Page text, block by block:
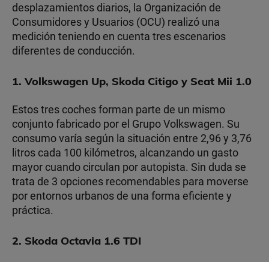
desplazamientos diarios, la Organización de
Consumidores y Usuarios (OCU) realizó una
medición teniendo en cuenta tres escenarios
diferentes de conducción.
1. Volkswagen Up, Skoda Citigo y Seat Mii 1.0
Estos tres coches forman parte de un mismo
conjunto fabricado por el Grupo Volkswagen. Su
consumo varía según la situación entre 2,96 y 3,76
litros cada 100 kilómetros, alcanzando un gasto
mayor cuando circulan por autopista. Sin duda se
trata de 3 opciones recomendables para moverse
por entornos urbanos de una forma eficiente y
práctica.
2. Skoda Octavia 1.6 TDI